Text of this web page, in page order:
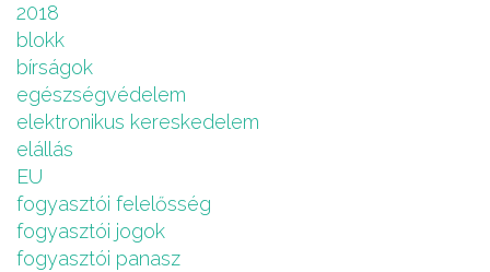
2018
blokk
bírságok
egészségvédelem
elektronikus kereskedelem
elállás
EU
fogyasztói felelősség
fogyasztói jogok
fogyasztói panasz